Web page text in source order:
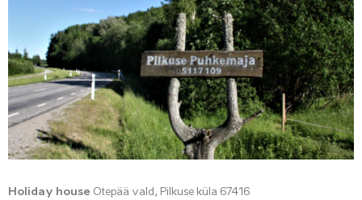
Holiday house Otepää vald, Pilkuse küla 67416